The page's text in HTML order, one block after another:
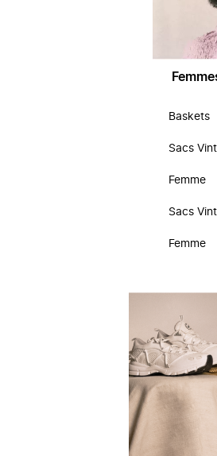
Baskets
Sacs
Femme
Sacs
Femme